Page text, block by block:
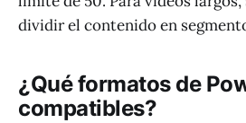
dividir el contenido en
¿Qué formatos de
compatibles?